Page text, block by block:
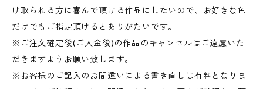
け取られる方に喜んで頂ける作品にしたいので、お好きな色
だけでもご指定頂けるとありがたいです。
※ご注文確定後(ご入金後)の作品のキャンセルはご遠慮いた
だきますようお願い致します。
※お客様のご記入のお間違いによる書き直しは有料となりま